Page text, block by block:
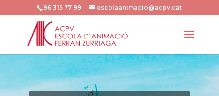
96 315 77 99 escolaanimacio@acpv.cat